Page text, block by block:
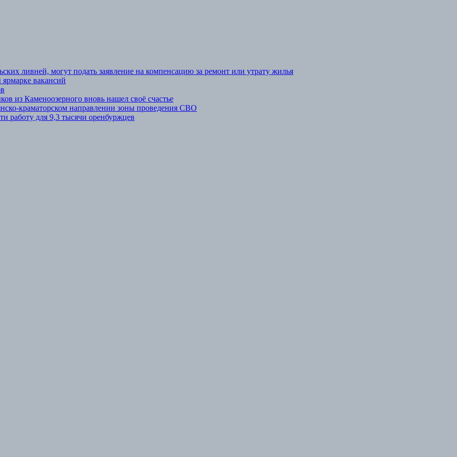
ливней, могут подать заявление на компенсацию за ремонт или утрату жилья
вакансий
из Каменоозерного вновь нашел своё счастье
краматорском направлении зоны проведения СВО
работу для 9,3 тысячи оренбуржцев